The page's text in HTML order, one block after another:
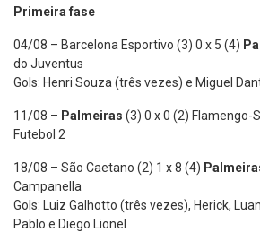
Primeira fase
04/08 – Barcelona Esportivo (3) 0 x 5 (4)
do Juventus
Gols: Henri Souza (três vezes) e Miguel
11/08 – Palmeiras (3) 0 x 0 (2) Flamengo-
Futebol 2
18/08 – São Caetano (2) 1 x 8 (4)
Campanella
Gols: Luiz Galhotto (três vezes), Herick,
Pablo e Diego Lionel